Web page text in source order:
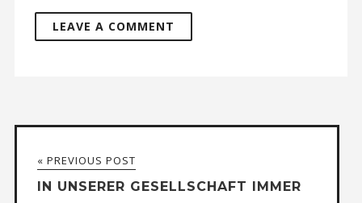
« PREVIOUS POST
IN UNSERER GESELLSCHAFT IMMER